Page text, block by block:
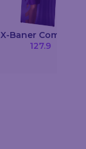
X-Baner Compact
127.9